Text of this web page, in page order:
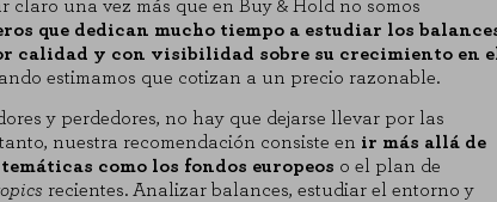
claro una vez más que en Buy & Hold no somos
que dedican mucho tiempo a estudiar los
calidad y con visibilidad sobre su crecimiento en
estimamos que cotizan a un precio razonable.
y perdedores, no hay que dejarse llevar por las
nuestra recomendación consiste en ir más allá de
como los fondos europeos o el plan de
recientes. Analizar balances, estudiar el entorno y
"Configuración de cookies" al pie de la página. También puedes